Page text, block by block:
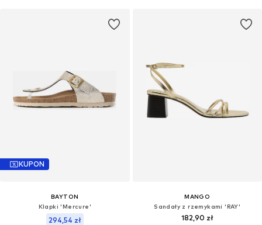
KUPON
BAYTON
Klapki 'Mercure'
294,54 zł
MANGO
Sandały z rzemykami 'RAY'
182,90 zł